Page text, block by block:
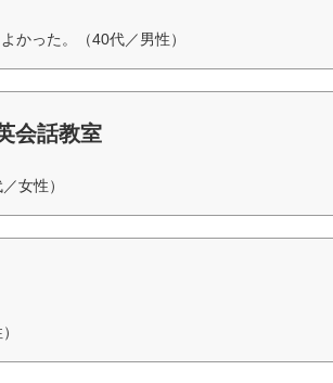
かった。（40代／男性）
会話教室
女性）